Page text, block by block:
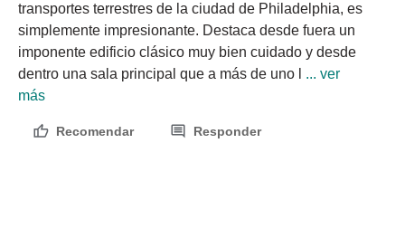
transportes terrestres de la ciudad de Philadelphia, es
simplemente impresionante. Destaca desde fuera un
imponente edificio clásico muy bien cuidado y desde
dentro una sala principal que a más de uno l
... ver
más
Recomendar Responder